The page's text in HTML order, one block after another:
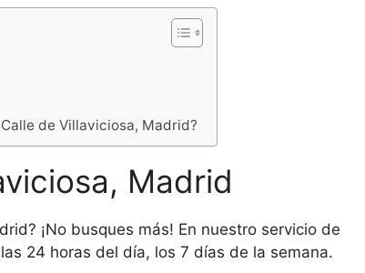
de Villaviciosa, Madrid?
Madrid
¡No busques más! En nuestro servicio de
24 horas del día, los 7 días de la semana.